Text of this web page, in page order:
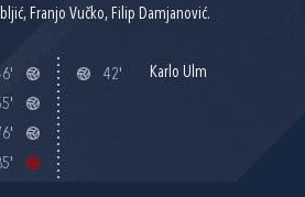
Franjo Vučko, Filip Damjanović.
42' Karlo Ulm